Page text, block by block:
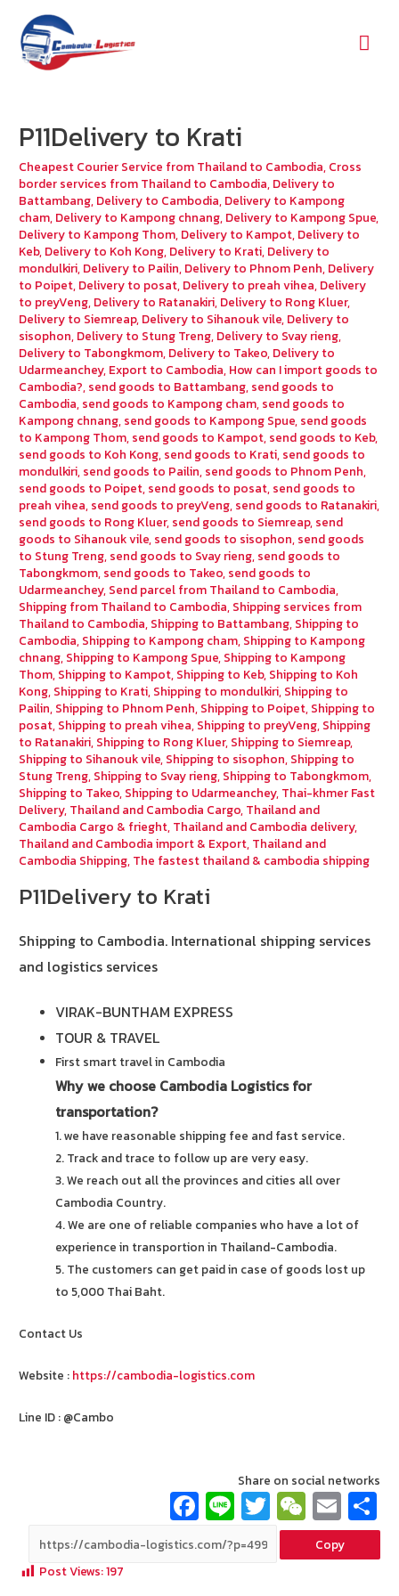
P11Delivery to Krati
Cheapest Courier Service from Thailand to Cambodia, Cross
border services from Thailand to Cambodia, Delivery to
Battambang, Delivery to Cambodia, Delivery to Kampong
cham, Delivery to Kampong chnang, Delivery to Kampong Spue,
Delivery to Kampong Thom, Delivery to Kampot, Delivery to
Keb, Delivery to Koh Kong, Delivery to Krati, Delivery to
mondulkiri, Delivery to Pailin, Delivery to Phnom Penh, Delivery
to Poipet, Delivery to posat, Delivery to preah vihea, Delivery
to preyVeng, Delivery to Ratanakiri, Delivery to Rong Kluer,
Delivery to Siemreap, Delivery to Sihanouk vile, Delivery to
sisophon, Delivery to Stung Treng, Delivery to Svay rieng,
Delivery to Tabongkmom, Delivery to Takeo, Delivery to
Udarmeanchey, Export to Cambodia, How can I import goods to
Cambodia?, send goods to Battambang, send goods to
Cambodia, send goods to Kampong cham, send goods to
Kampong chnang, send goods to Kampong Spue, send goods
to Kampong Thom, send goods to Kampot, send goods to Keb,
send goods to Koh Kong, send goods to Krati, send goods to
mondulkiri, send goods to Pailin, send goods to Phnom Penh,
send goods to Poipet, send goods to posat, send goods to
preah vihea, send goods to preyVeng, send goods to Ratanakiri,
send goods to Rong Kluer, send goods to Siemreap, send
goods to Sihanouk vile, send goods to sisophon, send goods
to Stung Treng, send goods to Svay rieng, send goods to
Tabongkmom, send goods to Takeo, send goods to
Udarmeanchey, Send parcel from Thailand to Cambodia,
Shipping from Thailand to Cambodia, Shipping services from
Thailand to Cambodia, Shipping to Battambang, Shipping to
Cambodia, Shipping to Kampong cham, Shipping to Kampong
chnang, Shipping to Kampong Spue, Shipping to Kampong
Thom, Shipping to Kampot, Shipping to Keb, Shipping to Koh
Kong, Shipping to Krati, Shipping to mondulkiri, Shipping to
Pailin, Shipping to Phnom Penh, Shipping to Poipet, Shipping to
posat, Shipping to preah vihea, Shipping to preyVeng, Shipping
to Ratanakiri, Shipping to Rong Kluer, Shipping to Siemreap,
Shipping to Sihanouk vile, Shipping to sisophon, Shipping to
Stung Treng, Shipping to Svay rieng, Shipping to Tabongkmom,
Shipping to Takeo, Shipping to Udarmeanchey, Thai-khmer Fast
Delivery, Thailand and Cambodia Cargo, Thailand and
Cambodia Cargo & frieght, Thailand and Cambodia delivery,
Thailand and Cambodia import & Export, Thailand and
Cambodia Shipping, The fastest thailand & cambodia shipping
P11Delivery to Krati
Shipping to Cambodia. International shipping services
and logistics services
VIRAK-BUNTHAM EXPRESS
TOUR & TRAVEL
First smart travel in Cambodia
Why we choose Cambodia Logistics for
transportation?
1. we have reasonable shipping fee and fast service.
2. Track and trace to follow up are very easy.
3. We reach out all the provinces and cities all over
Cambodia Country.
4. We are one of reliable companies who have a lot of
experience in transportion in Thailand-Cambodia.
5. The customers can get paid in case of goods lost up
to 5,000 Thai Baht.
Contact Us
Website : https://cambodia-logistics.com
Line ID : @Cambo
Share on social networks
Fa
ce
b
Li
n
e
T
wi
tt
W
e
C
E
m
ai
Copy
Post Views:197